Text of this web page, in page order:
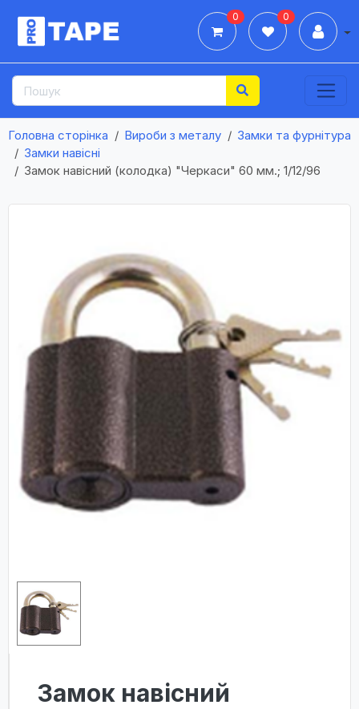
0 0
Головна сторінка Вироби з металу
Замки та фурнітура
Замки навісні
Замок навісний (колодка) "Черкаси" 60 мм.; 1/12/96
Замок навісний